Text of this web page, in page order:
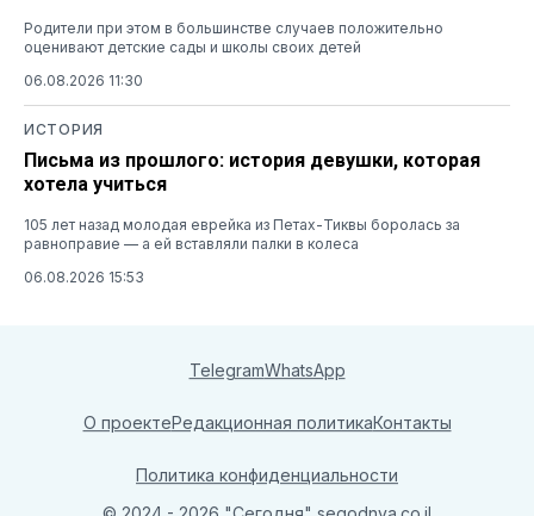
Родители при этом в большинстве случаев положительно
оценивают детские сады и школы своих детей
06.08.2026 11:30
ИСТОРИЯ
Письма из прошлого: история девушки, которая
хотела учиться
105 лет назад молодая еврейка из Петах-Тиквы боролась за
равноправие — а ей вставляли палки в колеса
06.08.2026 15:53
TelegramWhatsApp
О проектеРедакционная политикаКонтакты
Политика конфиденциальности